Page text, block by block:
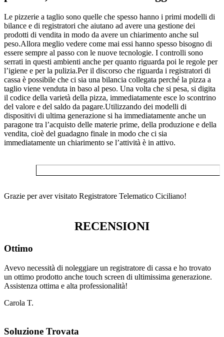
Le pizzerie a taglio sono quelle che spesso hanno i primi modelli di
bilance e di registratori che aiutano ad avere una gestione dei
prodotti di vendita in modo da avere un chiarimento anche sul
peso.Allora meglio vedere come mai essi hanno spesso bisogno di
essere sempre al passo con le nuove tecnologie. I controlli sono
serrati in questi ambienti anche per quanto riguarda poi le regole per
l’igiene e per la pulizia.Per il discorso che riguarda i registratori di
cassa è possibile che ci sia una bilancia collegata perché la pizza a
taglio viene venduta in baso al peso. Una volta che si pesa, si digita
il codice della varietà della pizza, immediatamente esce lo scontrino
del valore e del saldo da pagare.Utilizzando dei modelli di
dispositivi di ultima generazione si ha immediatamente anche un
paragone tra l’acquisto delle materie prime, della produzione e della
vendita, cioè del guadagno finale in modo che ci sia
immediatamente un chiarimento se l’attività è in attivo.
Grazie per aver visitato Registratore Telematico Ciciliano!
RECENSIONI
Ottimo
Avevo necessità di noleggiare un registratore di cassa e ho trovato
un ottimo prodotto anche touch screen di ultimissima generazione.
Assistenza ottima e alta professionalità!
Carola T.
Soluzione Trovata